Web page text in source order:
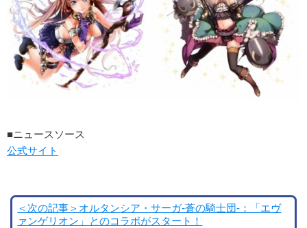
■ニュースソース
公式サイト
＜次の記事＞オルタンシア・サーガ-蒼の騎士団-：「エヴ
ァンゲリオン」とのコラボがスタート！